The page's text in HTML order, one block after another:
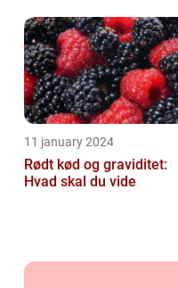
11 january 2024
Rødt kød og graviditet:
Hvad skal du vide